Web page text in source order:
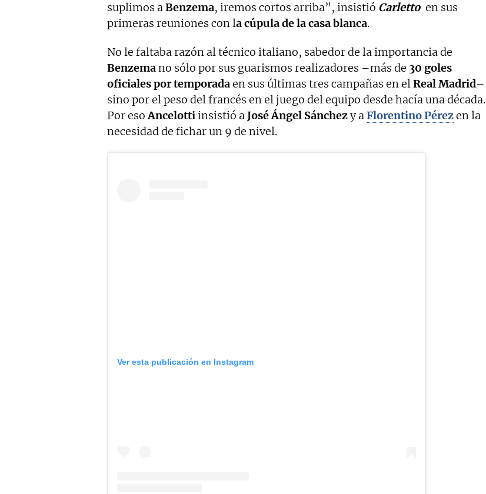
suplimos aBenzema, iremos cortos arriba”, insistió Carletto en sus
primeras reuniones con la cúpula de la casa blanca.
No le faltaba razón al técnico italiano, sabedor de la importancia de
Benzemano sólo por sus guarismos realizadores –más de 30 goles
oficiales por temporadaen sus últimas tres campañas en elReal Madrid–
sino por el peso del francés en el juego del equipo desde hacía una década.
Por esoAncelottiinsistió aJosé Ángel Sánchezy aFlorentino Pérezen la
necesidad de fichar un 9 de nivel.
Ver esta publicación en Instagram